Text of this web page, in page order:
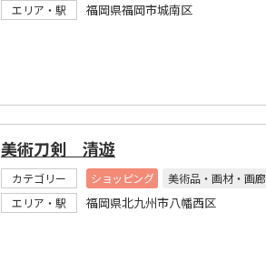
エリア・駅
福岡県福岡市城南区
美術刀剣 清遊
カテゴリー ショッピング
美術品・画材・画廊
エリア・駅
福岡県北九州市八幡西区